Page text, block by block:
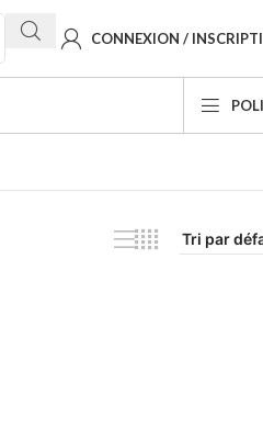
CONNEXION /